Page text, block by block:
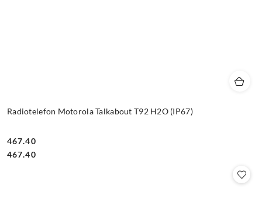
Radiotelefon Motorola Talkabout T92 H2O (IP67)
Cena:
467.40
Cena:
467.40